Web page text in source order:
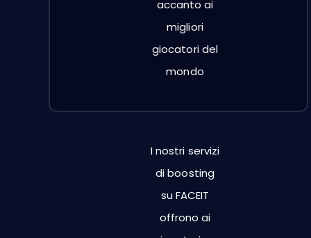
accanto ai
migliori
giocatori del
mondo
I nostri servizi
di boosting
su FACEIT
offrono ai